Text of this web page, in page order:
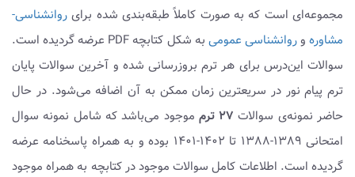
مجموعه‌ای است که به صورت کاملاً طبقه‌بندی شده برای روانشناسی-
مشاورهوروانشناسی عمومی
به شکل کتابچه PDF عرضه گردیده است.
سوالات این‌درس برای هر ترم بروزرسانی شده و آخرین سوالات پایان
ترم پیام نور در سریعترین زمان ممکن به آن اضافه می‌شود. در حال
حاضر نمونه‌ی سوالات ۲۷ ترم
موجود می‌باشد که شامل نمونه سوال
امتحانی ۱۳۸۹-۱۳۸۸ تا ۱۴۰۲-۱۴۰۱ بوده و به همراه پاسخنامه عرضه
گردیده است. اطلاعات کامل سوالات موجود در کتابچه به همراه موجود